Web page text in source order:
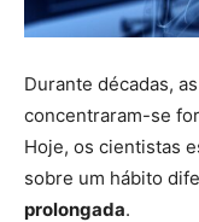
Durante décadas,
concentraram-se
Hoje, os cientistas
sobre um hábito
prolongada.